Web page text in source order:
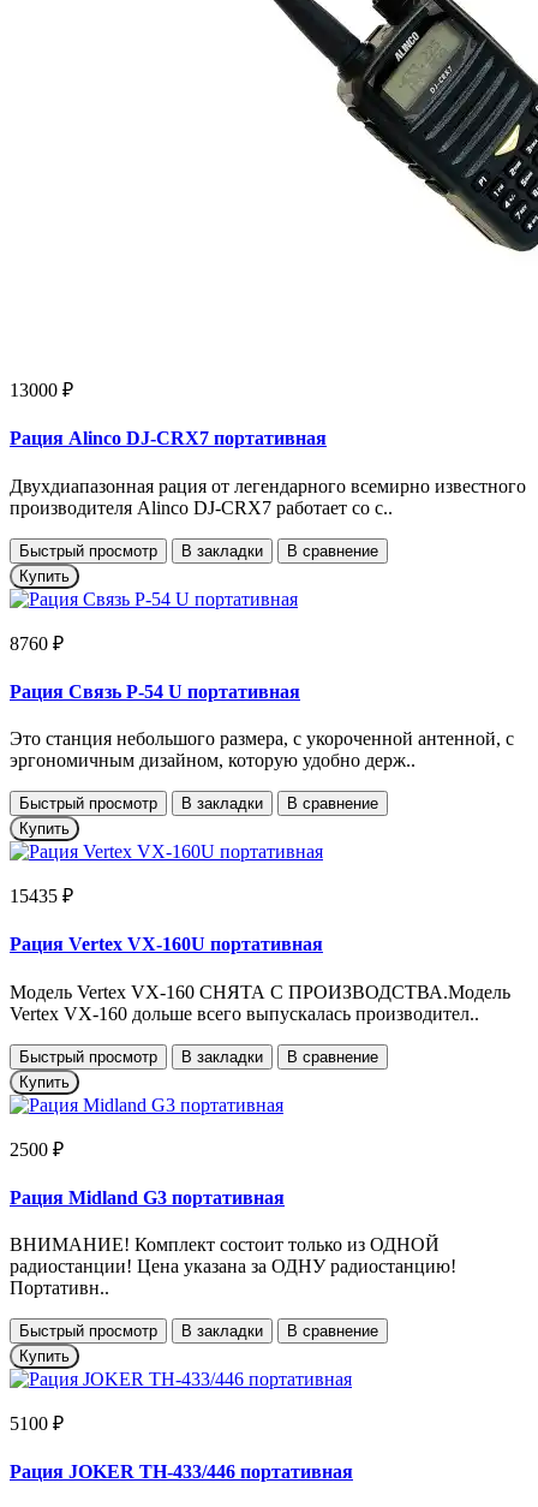
13000 ₽
Рация Alinco DJ-CRX7 портативная
Двухдиапазонная рация от легендарного всемирно известного
производителя Alinco DJ-CRX7 работает со с..
Быстрый просмотр В закладки
В сравнение
Купить
8760 ₽
Рация Связь Р-54 U портативная
Это станция небольшого размера, с укороченной антенной, с
эргономичным дизайном, которую удобно держ..
Быстрый просмотр В закладки
В сравнение
Купить
15435 ₽
Рация Vertex VX-160U портативная
Модель Vertex VX-160 СНЯТА С ПРОИЗВОДСТВА.Модель
Vertex VX-160 дольше всего выпускалась производител..
Быстрый просмотр В закладки
В сравнение
Купить
2500 ₽
Рация Midland G3 портативная
ВНИМАНИЕ! Комплект состоит только из ОДНОЙ
радиостанции! Цена указана за ОДНУ радиостанцию!
Портативн..
Быстрый просмотр В закладки
В сравнение
Купить
5100 ₽
Рация JOKER TH-433/446 портативная